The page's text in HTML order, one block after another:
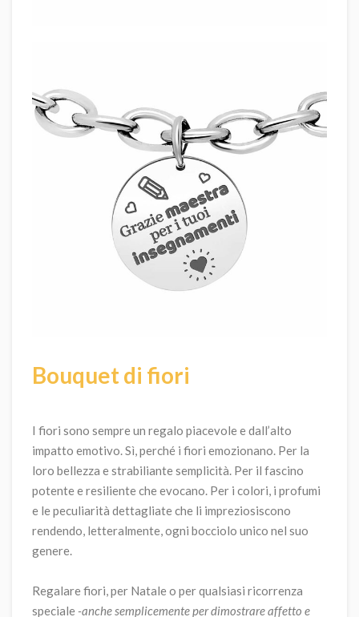
Bouquet di fiori
I fiori sono sempre un regalo piacevole e dall’alto
impatto emotivo. Sì, perché i fiori emozionano. Per la
loro bellezza e strabiliante semplicità. Per il fascino
potente e resiliente che evocano. Per i colori, i profumi
e le peculiarità dettagliate che li impreziosiscono
rendendo, letteralmente, ogni bocciolo unico nel suo
genere.
Regalare fiori, per Natale o per qualsiasi ricorrenza
speciale-anche semplicemente per dimostrare affetto e